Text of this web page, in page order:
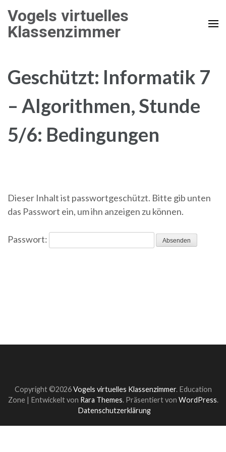
Inhalt
springen
Vogels virtuelles
Klassenzimmer
Geschützt: Informatik 7
– Algorithmen, Stunde
5/6: Bedingungen
Dieser Inhalt ist passwortgeschützt. Bitte gib unten
das Passwort ein, um ihn anzeigen zu können.
Passwort:
Copyright ©2026Vogels virtuelles Klassenzimmer. Education
Zone | Entwickelt von Rara Themes. Präsentiert von WordPress.
Datenschutzerklärung